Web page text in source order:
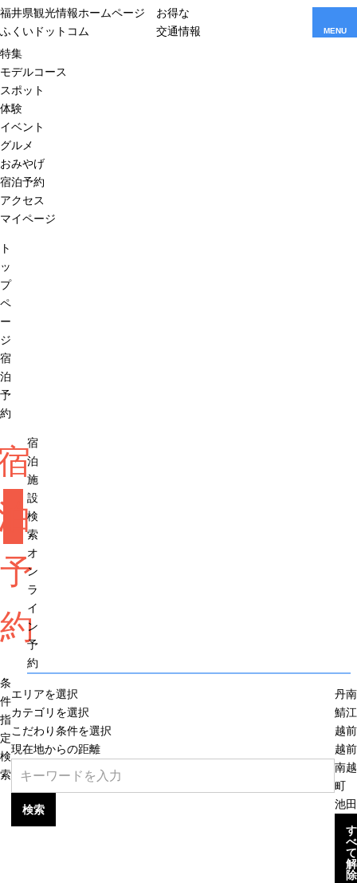
福井県観光情報ホームページ
ふくいドットコム
お得な
交通情報
MENU
特集
モデルコース
スポット
体験
イベント
グルメ
おみやげ
宿泊予約
アクセス
マイページ
ト
ッ
プ
ペ
ー
ジ
宿
泊
予
約
予
約
宿
泊
施
設
検
索
オ
ン
ラ
イ
ン
予
約
条
件
指
定
検
索
エリアを選択
カテゴリを選択
こだわり条件を選択
現在地からの距離
検索
丹南
鯖
越
越
南
町
池
す
べ
て
解
除